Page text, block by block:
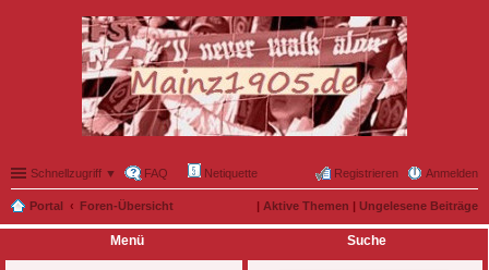
Schnellzugriff ▼ FAQ Netiquette Anmelden
Registrieren
Portal Foren-Übersicht | Aktive Themen | Ungelesene Beiträge
Menü Suche